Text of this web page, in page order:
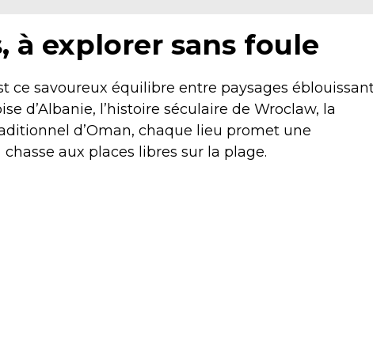
à explorer sans foule
ce savoureux équilibre entre paysages
d’Albanie, l’histoire séculaire de Wroclaw, la
d’Oman, chaque lieu promet une
aux places libres sur la plage.